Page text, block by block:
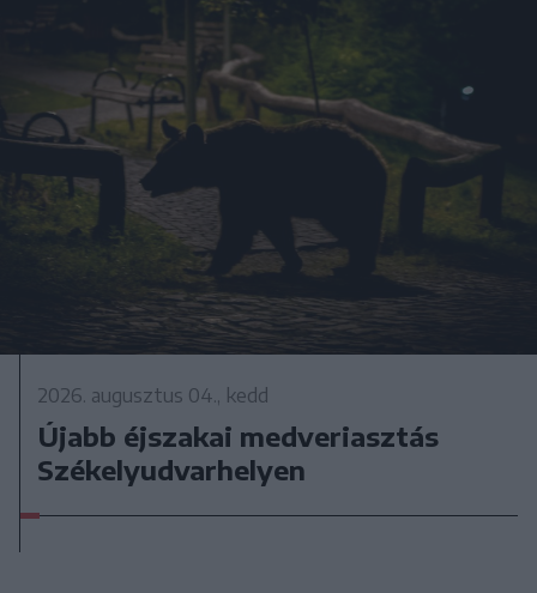
2026. augusztus 04., kedd
Újabb éjszakai medveriasztás
Székelyudvarhelyen